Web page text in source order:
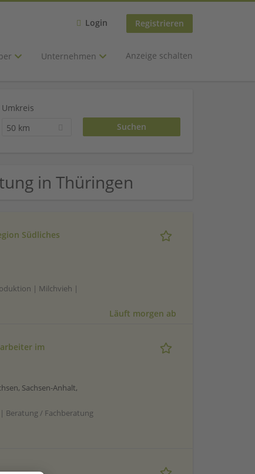
Login Registrieren
Unternehmen Anzeige schalten
Umkreis
50 km
in Thüringen
Südliches
| Milchvieh |
Läuft morgen ab
im
Sachsen-Anhalt,
Beratung / Fachberatung